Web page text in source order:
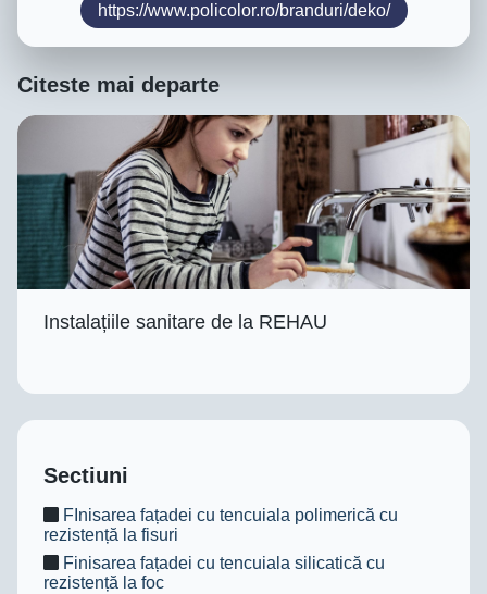
https://www.policolor.ro/branduri/deko/
Citeste mai departe
Instalațiile sanitare de la REHAU
Sectiuni
FInisarea fațadei cu tencuiala polimerică cu
rezistență la fisuri
Finisarea fațadei cu tencuiala silicatică cu
rezistență la foc